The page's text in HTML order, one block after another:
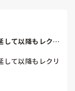
して以降もレクリ
して以降もレクリ
示によりコーラ